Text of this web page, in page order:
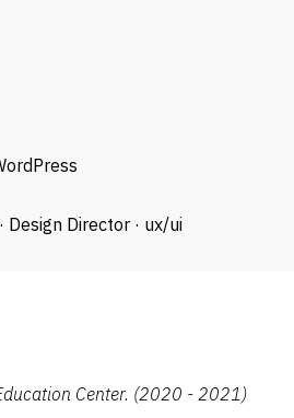
Director · ux/ui
Center. (2020 - 2021)